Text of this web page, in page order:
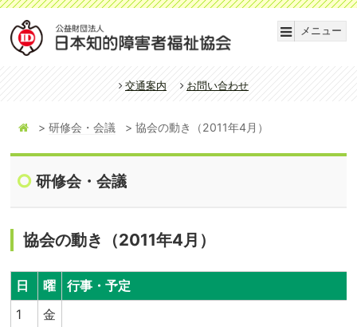
メニュー
交通案内 お問い合わせ
研修会・会議 協会の動き（2011年4月）
研修会・会議
協会の動き（2011年4月）
日 曜
行事・予定
1
金